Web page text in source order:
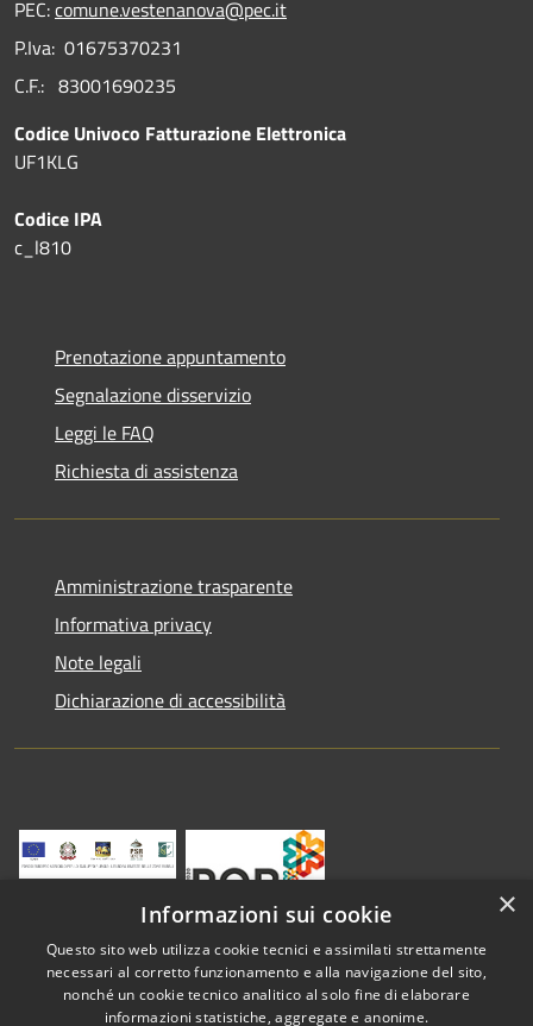
PEC:comune.vestenanova@pec.it
P.Iva: 01675370231
C.F.: 83001690235
Codice Univoco Fatturazione Elettronica
UF1KLG
Codice IPA
c_l810
Prenotazione appuntamento
Segnalazione disservizio
Leggi le FAQ
Richiesta di assistenza
Amministrazione trasparente
Informativa privacy
Note legali
Dichiarazione di accessibilità
×
Informazioni sui cookie
Questo sito web utilizza cookie tecnici e assimilati strettamente
necessari al corretto funzionamento e alla navigazione del sito,
nonché un cookie tecnico analitico al solo fine di elaborare
informazioni statistiche, aggregate e anonime.